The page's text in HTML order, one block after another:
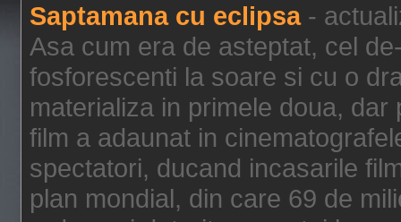
Saptamana cu eclipsa-
Asa cum era de asteptat, cel
fosforescenti la soare si cu o
materializa in primele doua,
film a adaunat in
spectatori, ducand incasarile
plan mondial, din care 69 de